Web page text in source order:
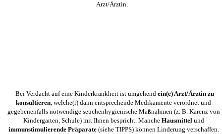
Arzt/Ärztin.
Bei Verdacht auf eine Kinderkrankheit ist umgehend ein(e) Arzt/Ärztin zu
konsultieren, welche(r) dann entsprechende Medikamente verordnet und
gegebenenfalls notwendige seuchenhygienische Maßnahmen (z. B. Karenz von
Kindergarten, Schule) mit Ihnen bespricht. Manche Hausmittelund
immunstimulierende Präparate(siehe TIPPS) können Linderung verschaffen.